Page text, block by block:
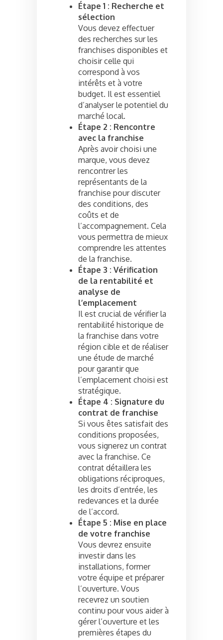
Étape 1 : Recherche et
sélection
Vous devez effectuer
des recherches sur les
franchises disponibles et
choisir celle qui
correspond à vos
intérêts et à votre
budget. Il est essentiel
d’analyser le potentiel du
marché local.
Étape 2 : Rencontre
avec la franchise
Après avoir choisi une
marque, vous devez
rencontrer les
représentants de la
franchise pour discuter
des conditions, des
coûts et de
l’accompagnement. Cela
vous permettra de mieux
comprendre les attentes
de la franchise.
Étape 3 : Vérification
de la rentabilité et
analyse de
l’emplacement
Il est crucial de vérifier la
rentabilité historique de
la franchise dans votre
région cible et de réaliser
une étude de marché
pour garantir que
l’emplacement choisi est
stratégique.
Étape 4 : Signature du
contrat de franchise
Si vous êtes satisfait des
conditions proposées,
vous signerez un contrat
avec la franchise. Ce
contrat détaillera les
obligations réciproques,
les droits d’entrée, les
redevances et la durée
de l’accord.
Étape 5 : Mise en place
de votre franchise
Vous devrez ensuite
investir dans les
installations, former
votre équipe et préparer
l’ouverture. Vous
recevrez un soutien
continu pour vous aider à
gérer l’ouverture et les
premières étapes du